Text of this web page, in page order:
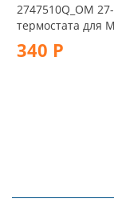
2747510Q_OM
термостата для
340 Р